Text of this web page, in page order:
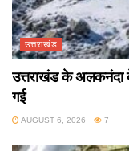
उत्तराखंड
उत्तराखंड के अलकनंदा
गई
AUGUST 6, 2026 7